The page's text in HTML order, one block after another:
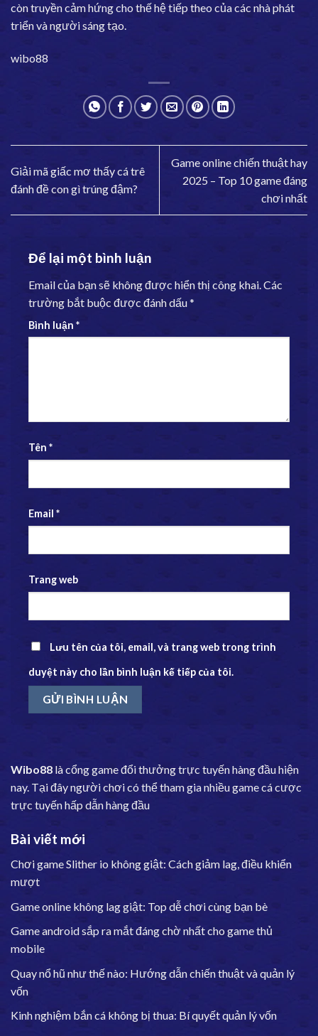
còn truyền cảm hứng cho thế hệ tiếp theo của các nhà phát
triển và người sáng tạo.
wibo88
Giải mã giấc mơ thấy cá trê
đánh đề con gì trúng đậm?
Game online chiến thuật hay
2025 – Top 10 game đáng
chơi nhất
Để lại một bình luận
Email của bạn sẽ không được hiển thị công khai. Các
trường bắt buộc được đánh dấu*
Bình luận *
Tên *
Email *
Trang web
Lưu tên của tôi, email, và trang web trong trình
duyệt này cho lần bình luận kế tiếp của tôi.
Wibo88 là cổng game đổi thưởng trực tuyến hàng đầu hiện
nay. Tại đây người chơi có thể tham gia nhiều game cá cược
trực tuyến hấp dẫn hàng đầu
Bài viết mới
Chơi game Slither io không giật: Cách giảm lag, điều khiển
mượt
Game online không lag giật: Top dễ chơi cùng bạn bè
Game android sắp ra mắt đáng chờ nhất cho game thủ
mobile
Quay nổ hũ như thế nào: Hướng dẫn chiến thuật và quản lý
vốn
Kinh nghiệm bắn cá không bị thua: Bí quyết quản lý vốn